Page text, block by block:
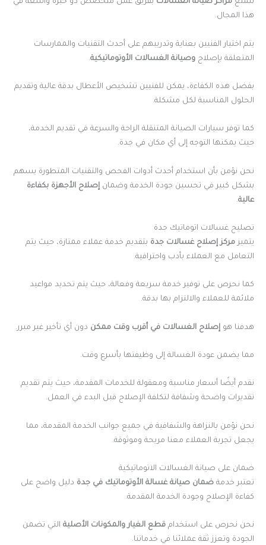
تتمتع مراكز صيانة الغسالات بفريق عمل متخصص ذو خبرة واسعة في
هذا المجال.
يتم اختيار الفنيين بعناية وتدريبهم على أحدث التقنيات والممارسات
المتعلقة بإصلاح وصيانة الغسالات الأوتوماتيكية.
بفضل هذه الكفاءة، يمكن للفنيين تشخيص الأعطال بدقة عالية وتقديم
الحلول المناسبة لكل مشكلة.
كما توفر سيارات الصيانة المتنقلة الراحة والسرعة في تقديم الخدمة،
حيث يمكنها التوجه إلى أي مكان في جدة.
نحن نؤمن بأن استخدام أحدث أدوات الفحص والتقنيات المتطورة يسهم
بشكل كبير في تحسين جودة الخدمة وضمان إصلاح الأجهزة بكفاءة
عالية.
تصليح غسالات اتوماتيك جدة
يتميز مركز إصلاح غسالات جدة بتقديم خدمة عملاء ممتازة، حيث يتم
التعامل مع العملاء بأدب واحترافية.
كما نحرص على توفير خدمة سريعة وفعالة، حيث يتم تحديد مواعيد
ملائمة للعملاء والالتزام بها بدقة.
هدفنا هو إصلاح الغسالات في أقرب وقت ممكن دون أي تأخير غير مبرر.
مما يضمن عودة الغسالة إلى وظيفتها بأسرع وقت.
نقدم أيضًا أسعار مناسبة ومعقولة للخدمات المقدمة، حيث يتم تقديم
تقديرات واضحة وشفافة لتكلفة الإصلاح قبل البدء في العمل.
نحن نؤمن بالنزاهة والشفافية في جميع جوانب الخدمة المقدمة، مما
يجعل تجربة العملاء معنا مريحة وموثوقة.
ضمان على صيانة الغسالات الاتوماتيكية
تعتبر خدمة ضمان صيانة غسالة الأوتوماتيك في جدة دليل واضح على
كفاءة الإصلاح وجودة الخدمة المقدمة.
نحن نحرص على استخدام قطع الغيار والمكونات الأصلية التي تضمن
الجودة وتعزز ثقة عملائنا في خدماتنا.